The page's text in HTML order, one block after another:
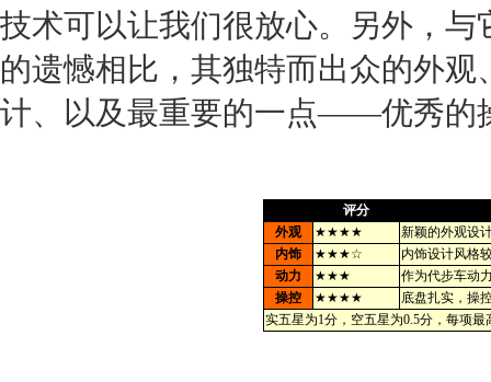
技术可以让我们很放心。另外，
的遗憾相比，其独特而出众的外
计、以及最重要的一点——优秀的
评分
外观
★★★★
新颖的外观设
内饰
★★★☆
内饰设计风格
动力
★★★
作为代步车动
操控
★★★★
底盘扎实，操
实五星为1分，空五星为0.5分，每项最